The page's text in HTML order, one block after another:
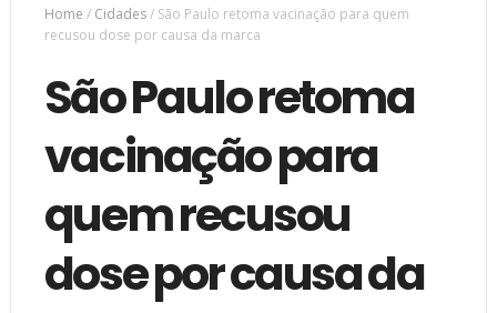
Home / Cidades/ São Paulo retoma vacinação para quem
recusou dose por causa da marca
São Paulo retoma
vacinação para
quem recusou
dose por causa da